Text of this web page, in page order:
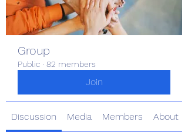
Group
Public · 82 members
Join
Discussion Media Members About